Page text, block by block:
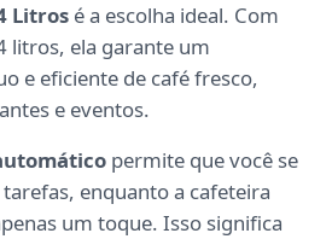
Litros é a escolha ideal. Com
litros, ela garante um
e eficiente de café fresco,
e eventos.
permite que você se
enquanto a cafeteira
um toque. Isso significa